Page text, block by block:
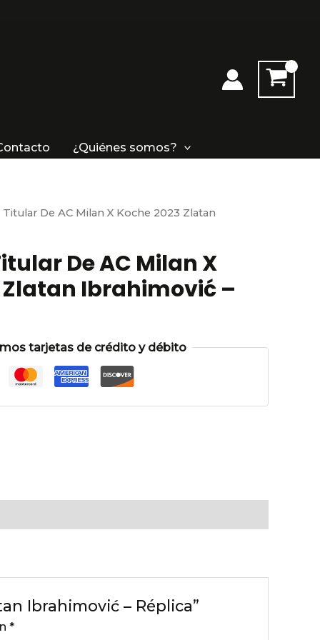
¿Quiénes somos?
De AC Milan X Koche 2023 Zlatan
De AC Milan X
Zlatan Ibrahimović –
tarjetas de crédito y débito
Ibrahimović – Réplica”
*